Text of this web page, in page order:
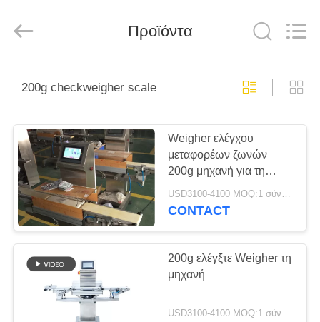
ΣΕΛΊΔΑ
ΠΡΟΪΌΝΤΑ
ΣΧΕΤΙΚΆ
ΜΕ
ΕΜΆΣ
ΓΎΡΟΣ
ΕΡΓΟΣΤΑΣΊΩΝ
Co.,
Reserved.
Προϊόντα
200g checkweigher scale
Weigher ελέγχου
μεταφορέων ζωνών
200g μηχανή για τη
βιομηχανία τροφίμων
USD3100-4100 MOQ:1 σύνολο
CONTACT
200g ελέγξτε Weigher τη
μηχανή
USD3100-4100 MOQ:1 σύνολο